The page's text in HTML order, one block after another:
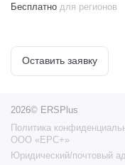
Бесплатно для регионов
Оставить заявку
2026© ERSPlus
Политика
ООО «ЕРС+»
Юридический/почтовый